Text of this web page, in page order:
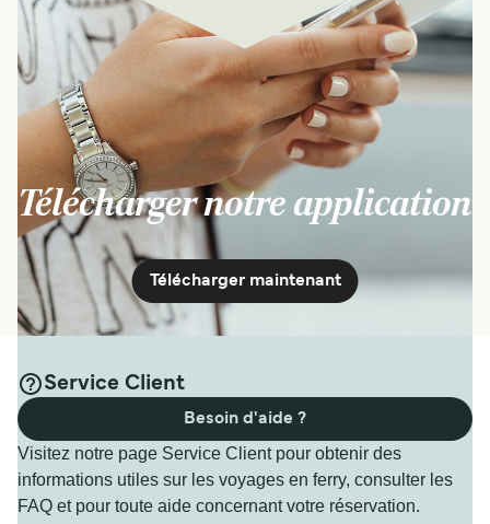
Télécharger notre application
Télécharger maintenant
Service Client
Visitez notre page Service Client pour obtenir des
informations utiles sur les voyages en ferry, consulter les
FAQ et pour toute aide concernant votre réservation.
Besoin d'aide ?